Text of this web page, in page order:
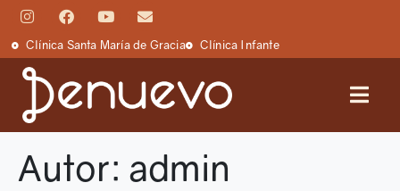
Clínica Santa María de Gracia Clínica Infante
Autor: admin